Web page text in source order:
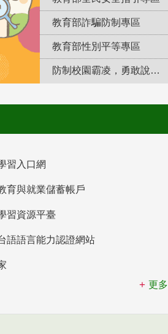
教育部詐騙防制專區
教育部性別平等專區
防制校園霸凌，勇敢說出來！
習入口網
育與就業儲蓄帳戶
習資源平臺
語語言能力認證網站
更多